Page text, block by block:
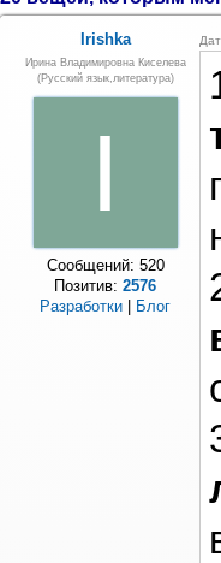
Irishka
Ирина Владимировна Киселева
(русский язык,литература)
I
Сообщений: 520
Позитив:2576
Разработки
Блог